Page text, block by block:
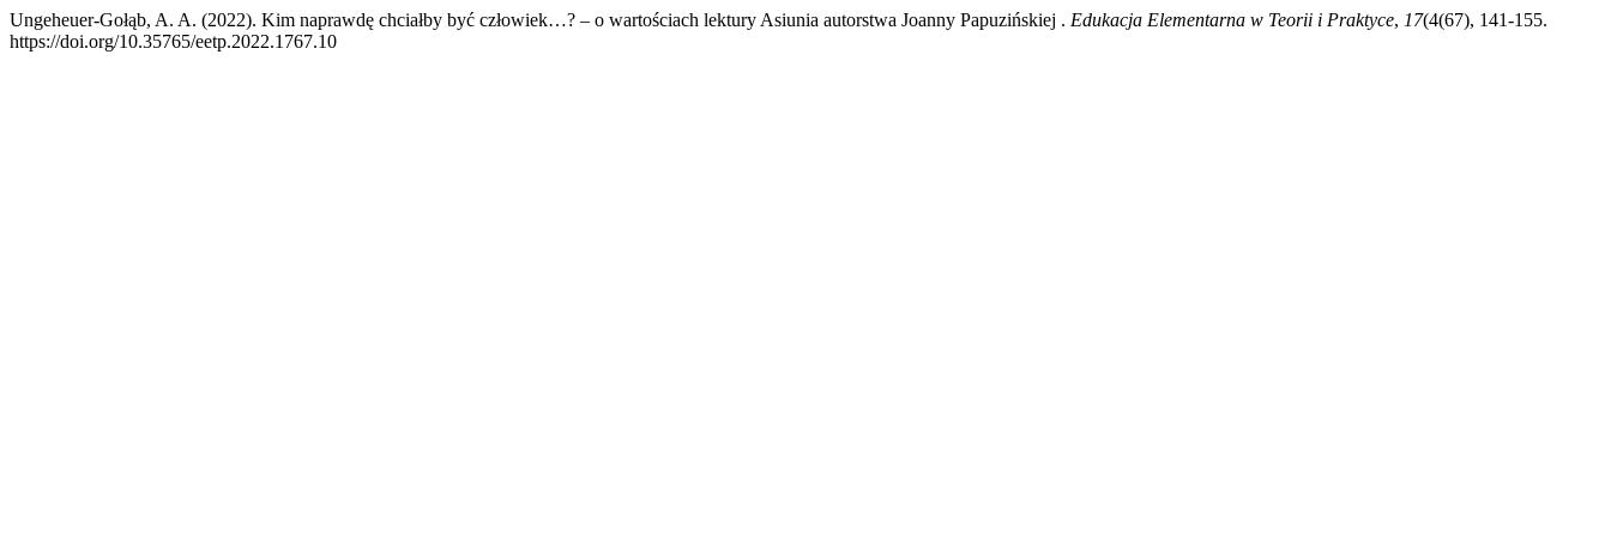
Ungeheuer-Gołąb, A. A. (2022). Kim naprawdę chciałby być człowiek…? – o wartościach lektury Asiunia autorstwa Joanny Papuzińskiej . Edukacja Elementarna w Teorii i Praktyce, 17(4(67), 141-155.
https://doi.org/10.35765/eetp.2022.1767.10